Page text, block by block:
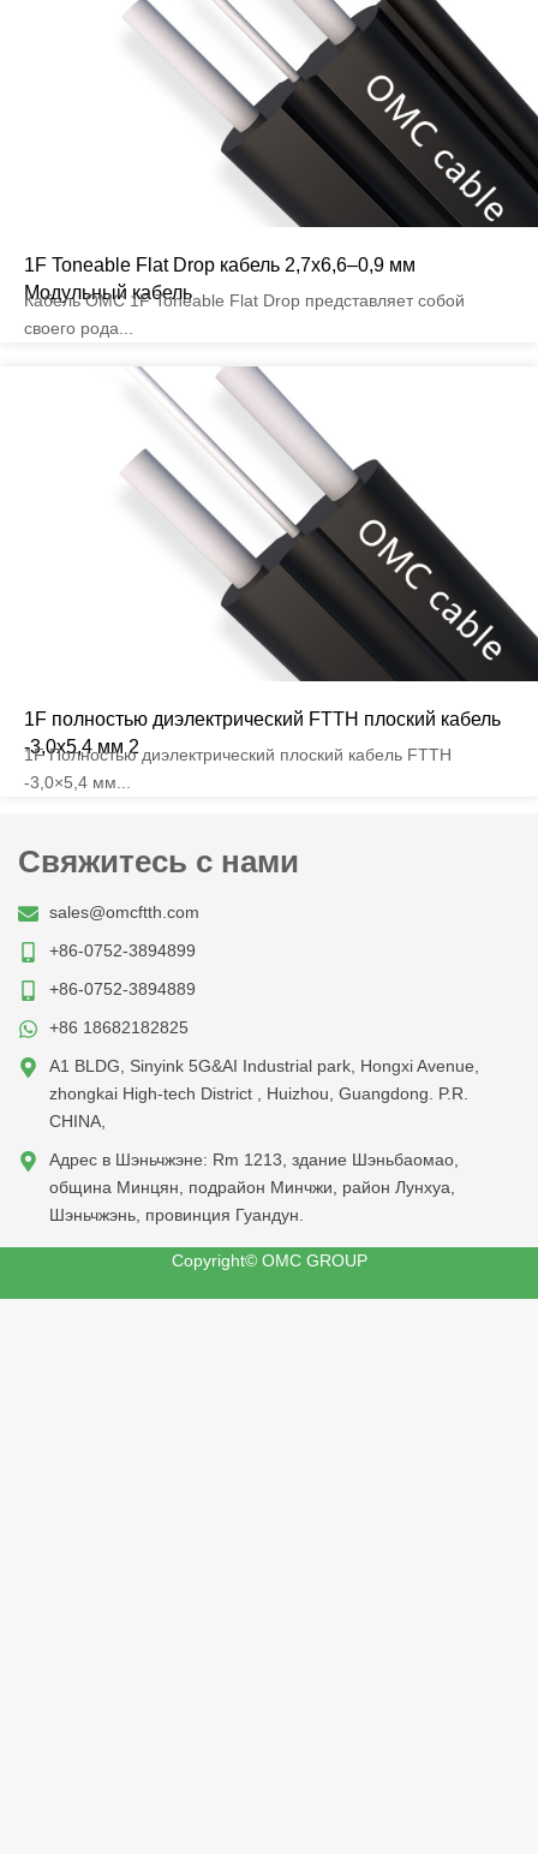
1F Toneable Flat Drop кабель 2,7x6,6–0,9 мм
Модульный кабель
Кабель OMC 1F Toneable Flat Drop представляет собой
своего рода...
1F полностью диэлектрический FTTH плоский кабель
-3,0x5,4 мм 2
1F Полностью диэлектрический плоский кабель FTTH
-3,0×5,4 мм...
Свяжитесь с нами
sales@omcftth.com
+86-0752-3894899
+86-0752-3894889
+86 18682182825
A1 BLDG, Sinyink 5G&AI Industrial park, Hongxi Avenue,
zhongkai High-tech District , Huizhou, Guangdong. P.R.
CHINA,
Адрес в Шэньчжэне: Rm 1213, здание Шэньбаомао,
община Минцян, подрайон Минчжи, район Лунхуа,
Шэньчжэнь, провинция Гуандун.
Copyright© OMC GROUP